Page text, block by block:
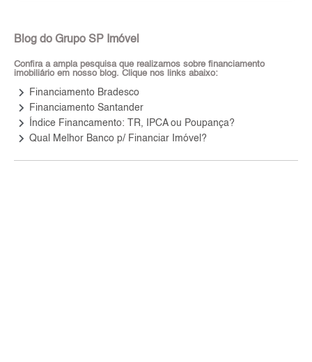
Blog do Grupo SP Imóvel
Confira a ampla pesquisa que realizamos sobre financiamento
imobiliário em nosso blog. Clique nos links abaixo:
keyboard_arrow_right Financiamento Bradesco
keyboard_arrow_right Financiamento Santander
keyboard_arrow_right Índice Financamento: TR, IPCA ou Poupança?
keyboard_arrow_right Qual Melhor Banco p/ Financiar Imóvel?